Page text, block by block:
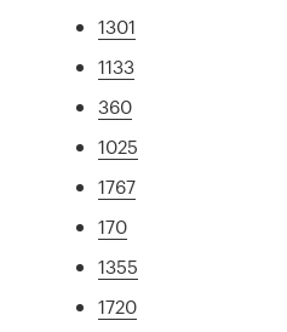
1301
1133
360
1025
1767
170
1355
1720